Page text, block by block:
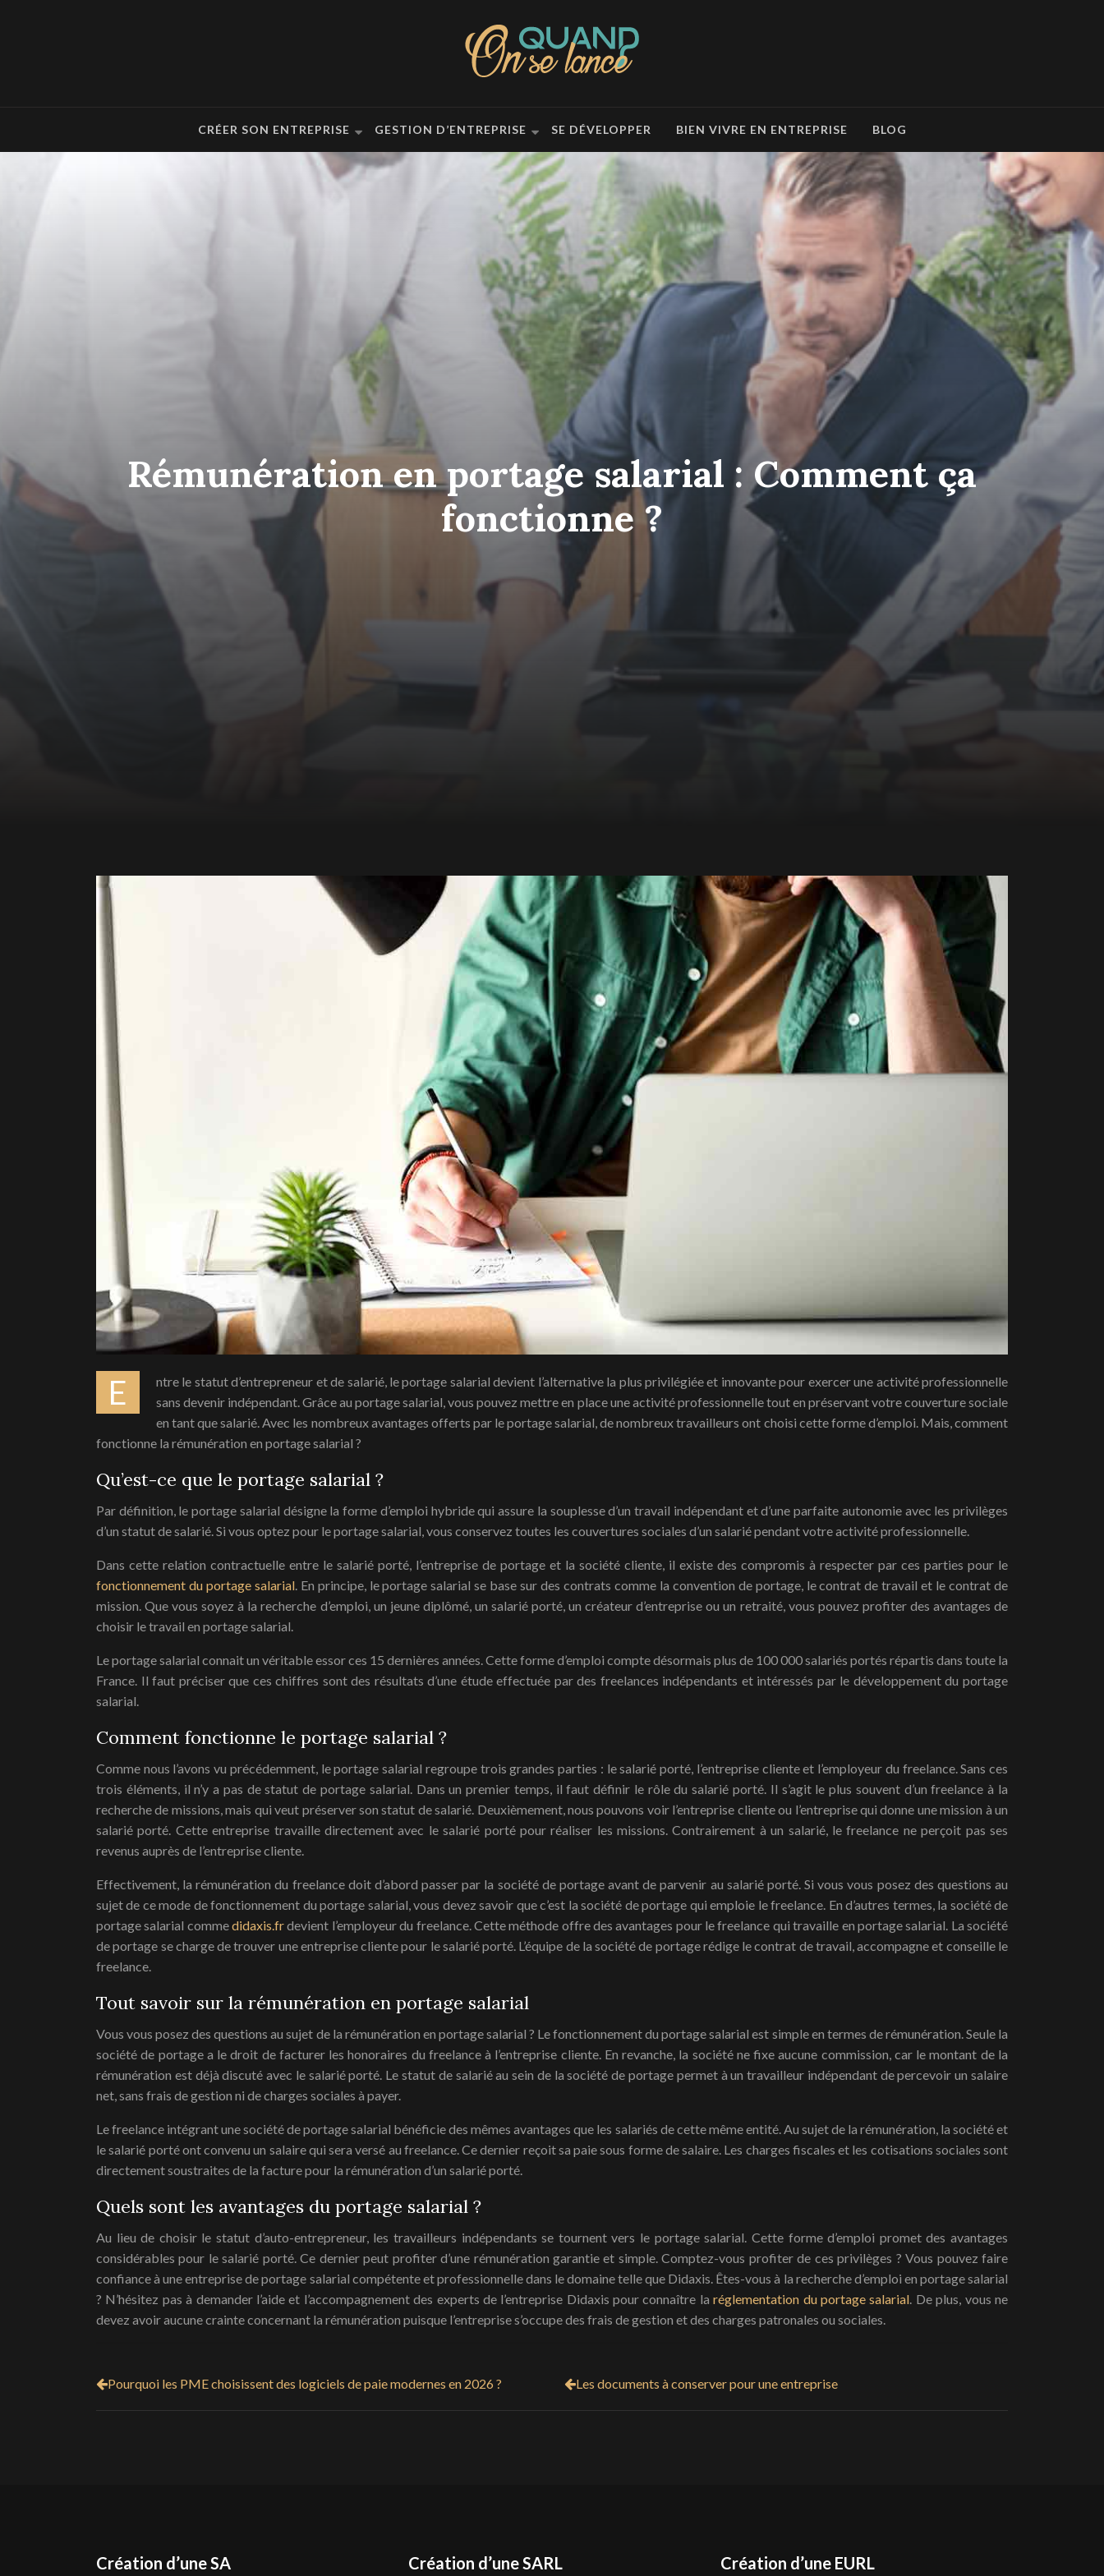
CRÉER SON ENTREPRISE GESTION D’ENTREPRISE SE DÉVELOPPER BIEN VIVRE EN ENTREPRISE BLOG
Rémunération en portage salarial : Comment ça
fonctionne ?
Entre le statut d’entrepreneur et de salarié, le portage salarial devient l’alternative la plus privilégiée et innovante pour exercer une activité professionnelle
sans devenir indépendant. Grâce au portage salarial, vous pouvez mettre en place une activité professionnelle tout en préservant votre couverture sociale
en tant que salarié. Avec les nombreux avantages offerts par le portage salarial, de nombreux travailleurs ont choisi cette forme d’emploi. Mais, comment
fonctionne la rémunération en portage salarial ?
Qu’est-ce que le portage salarial ?
Par définition, le portage salarial désigne la forme d’emploi hybride qui assure la souplesse d’un travail indépendant et d’une parfaite autonomie avec les privilèges
d’un statut de salarié. Si vous optez pour le portage salarial, vous conservez toutes les couvertures sociales d’un salarié pendant votre activité professionnelle.
Dans cette relation contractuelle entre le salarié porté, l’entreprise de portage et la société cliente, il existe des compromis à respecter par ces parties pour le
fonctionnement du portage salarial. En principe, le portage salarial se base sur des contrats comme la convention de portage, le contrat de travail et le contrat de
mission. Que vous soyez à la recherche d’emploi, un jeune diplômé, un salarié porté, un créateur d’entreprise ou un retraité, vous pouvez profiter des avantages de
choisir le travail en portage salarial.
Le portage salarial connait un véritable essor ces 15 dernières années. Cette forme d’emploi compte désormais plus de 100 000 salariés portés répartis dans toute la
France. Il faut préciser que ces chiffres sont des résultats d’une étude effectuée par des freelances indépendants et intéressés par le développement du portage
salarial.
Comment fonctionne le portage salarial ?
Comme nous l’avons vu précédemment, le portage salarial regroupe trois grandes parties : le salarié porté, l’entreprise cliente et l’employeur du freelance. Sans ces
trois éléments, il n’y a pas de statut de portage salarial. Dans un premier temps, il faut définir le rôle du salarié porté. Il s’agit le plus souvent d’un freelance à la
recherche de missions, mais qui veut préserver son statut de salarié. Deuxièmement, nous pouvons voir l’entreprise cliente ou l’entreprise qui donne une mission à un
salarié porté. Cette entreprise travaille directement avec le salarié porté pour réaliser les missions. Contrairement à un salarié, le freelance ne perçoit pas ses
revenus auprès de l’entreprise cliente.
Effectivement, la rémunération du freelance doit d’abord passer par la société de portage avant de parvenir au salarié porté. Si vous vous posez des questions au
sujet de ce mode de fonctionnement du portage salarial, vous devez savoir que c’est la société de portage qui emploie le freelance. En d’autres termes, la société de
portage salarial commedidaxis.frdevient l’employeur du freelance. Cette méthode offre des avantages pour le freelance qui travaille en portage salarial. La société
de portage se charge de trouver une entreprise cliente pour le salarié porté. L’équipe de la société de portage rédige le contrat de travail, accompagne et conseille le
freelance.
Tout savoir sur la rémunération en portage salarial
Vous vous posez des questions au sujet de la rémunération en portage salarial ? Le fonctionnement du portage salarial est simple en termes de rémunération. Seule la
société de portage a le droit de facturer les honoraires du freelance à l’entreprise cliente. En revanche, la société ne fixe aucune commission, car le montant de la
rémunération est déjà discuté avec le salarié porté. Le statut de salarié au sein de la société de portage permet à un travailleur indépendant de percevoir un salaire
net, sans frais de gestion ni de charges sociales à payer.
Le freelance intégrant une société de portage salarial bénéficie des mêmes avantages que les salariés de cette même entité. Au sujet de la rémunération, la société et
le salarié porté ont convenu un salaire qui sera versé au freelance. Ce dernier reçoit sa paie sous forme de salaire. Les charges fiscales et les cotisations sociales sont
directement soustraites de la facture pour la rémunération d’un salarié porté.
Quels sont les avantages du portage salarial ?
Au lieu de choisir le statut d’auto-entrepreneur, les travailleurs indépendants se tournent vers le portage salarial. Cette forme d’emploi promet des avantages
considérables pour le salarié porté. Ce dernier peut profiter d’une rémunération garantie et simple. Comptez-vous profiter de ces privilèges ? Vous pouvez faire
confiance à une entreprise de portage salarial compétente et professionnelle dans le domaine telle que Didaxis. Êtes-vous à la recherche d’emploi en portage salarial
? N’hésitez pas à demander l’aide et l’accompagnement des experts de l’entreprise Didaxis pour connaître laréglementation du portage salarial. De plus, vous ne
devez avoir aucune crainte concernant la rémunération puisque l’entreprise s’occupe des frais de gestion et des charges patronales ou sociales.
Pourquoi les PME choisissent des logiciels de paie modernes en 2026 ? Les documents à conserver pour une entreprise
Création d’une SA Création d’une SARL Création d’une EURL